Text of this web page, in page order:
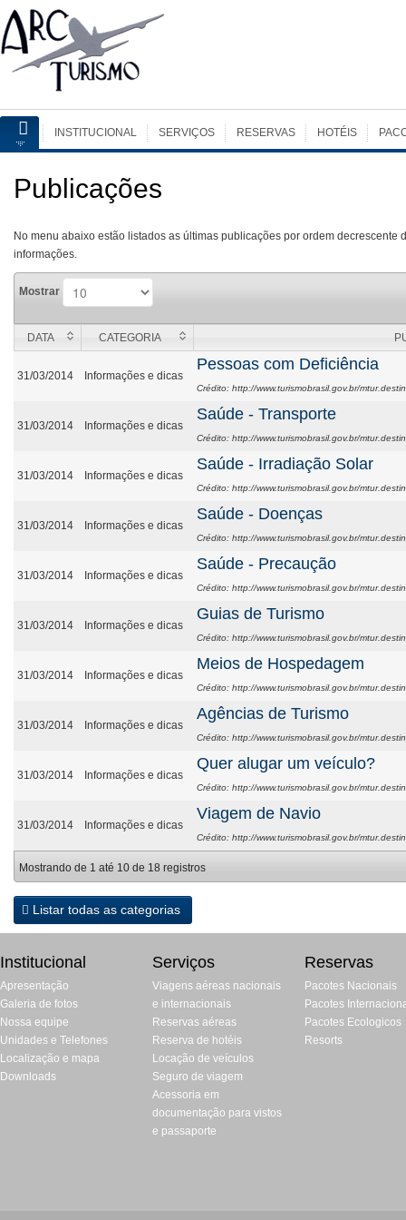
INSTITUCIONAL SERVIÇOS RESERVAS HOTÉIS
Publicações
No menu abaixo estão listados as últimas publicações por ordem
informações.
Mostrar
DATA CATEGORIA
31/03/2014 Informações e dicas
Pessoas com Deficiência
Crédito: http://www.turismobrasil.gov.br/
31/03/2014 Informações e dicas
Saúde - Transporte
Crédito: http://www.turismobrasil.gov.br/
31/03/2014 Informações e dicas
Saúde - Irradiação Solar
Crédito: http://www.turismobrasil.gov.br/
31/03/2014 Informações e dicas
Saúde - Doenças
Crédito: http://www.turismobrasil.gov.br/
31/03/2014 Informações e dicas
Saúde - Precaução
Crédito: http://www.turismobrasil.gov.br/
31/03/2014 Informações e dicas
Guias de Turismo
Crédito: http://www.turismobrasil.gov.br/
31/03/2014 Informações e dicas
Meios de Hospedagem
Crédito: http://www.turismobrasil.gov.br/
31/03/2014 Informações e dicas
Agências de Turismo
Crédito: http://www.turismobrasil.gov.br/
31/03/2014 Informações e dicas
Quer alugar um veículo?
Crédito: http://www.turismobrasil.gov.br/
31/03/2014 Informações e dicas
Viagem de Navio
Crédito: http://www.turismobrasil.gov.br/
Mostrando de 1 até 10 de 18 registros
Listar todas as categorias
Institucional
Apresentação
Galeria de fotos
Nossa equipe
Unidades e Telefones
Localização e mapa
Downloads
Serviços
Viagens aéreas nacionais
e internacionais
Reservas aéreas
Reserva de hotéis
Locação de veículos
Seguro de viagem
Acessoria em
documentação para vistos
e passaporte
Reservas
Pacotes Nacionais
Pacotes
Pacotes Ecologicos
Resorts